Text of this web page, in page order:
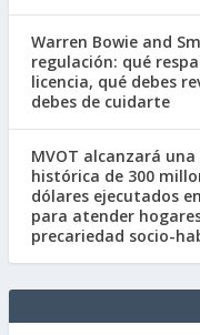
Warren Bowie and
regulación: qué
licencia, qué debes
debes de cuidarte
MVOT alcanzará
histórica de 300
dólares ejecutados
para atender
precariedad socio-